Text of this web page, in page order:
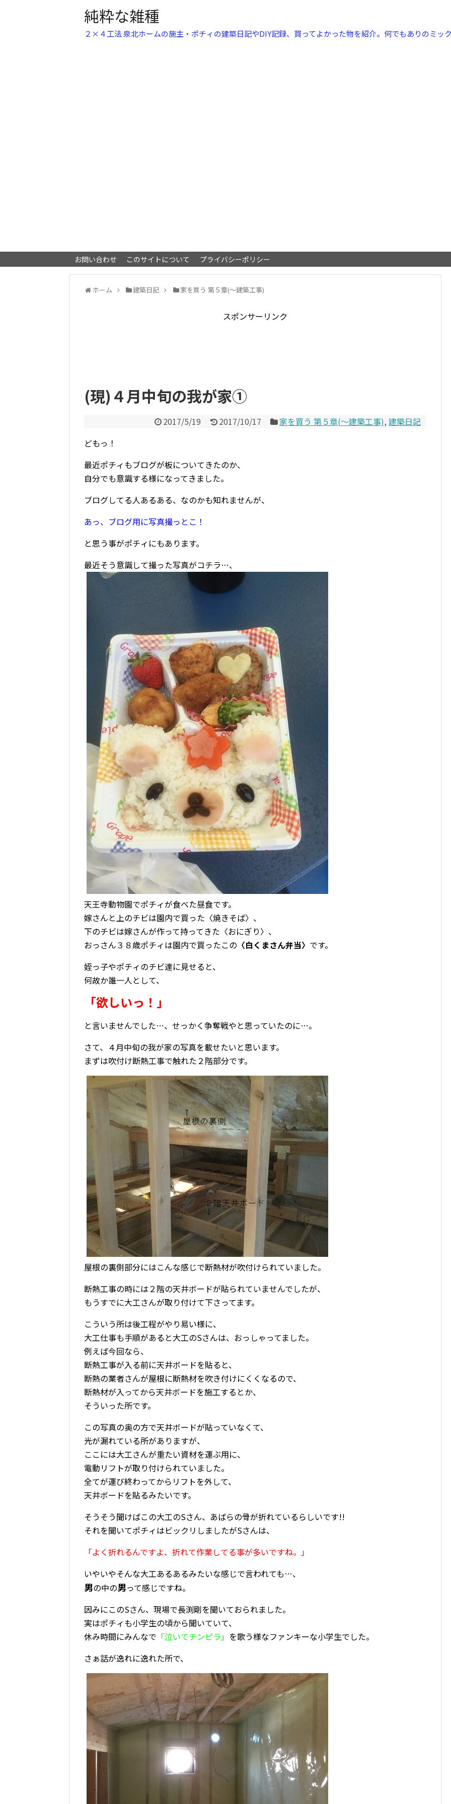
純粋な雑種
２×４工法 泉北ホームの施主・ポチィの建築日記やDIY記録、買ってよかった物を紹介。何でもありのミッ
お問い合わせ このサイトについて プライバシーポリシー
ホーム 建築日記 家を買う 第５章(～建築工事)
スポンサーリンク
(現)４月中旬の我が家①
2017/5/19 2017/10/17 家を買う 第５章(～建築工事), 建築日記
どもっ！
最近ポチィもブログが板についてきたのか、
自分でも意識する様になってきました。
ブログしてる人あるある、なのかも知れませんが、
あっ、ブログ用に写真撮っとこ！
と思う事がポチィにもあります。
最近そう意識して撮った写真がコチラ…、
天王寺動物園でポチィが食べた昼食です。
嫁さんと上のチビは園内で買った〈焼きそば〉、
下のチビは嫁さんが作って持ってきた〈おにぎり〉、
おっさん３８歳ポチィは園内で買ったこの 〈白くまさん弁当〉 です。
姪っ子やポチィのチビ達に見せると、
何故か誰一人として、
「欲しいっ！」
と言いませんでした…、せっかく争奪戦やと思っていたのに…。
さて、４月中旬の我が家の写真を載せたいと思います。
まずは吹付け断熱工事で触れた２階部分です。
屋根の裏側部分にはこんな感じで断熱材が吹付けられていました。
断熱工事の時には２階の天井ボードが貼られていませんでしたが、
もうすでに大工さんが取り付けて下さってます。
こういう所は後工程がやり易い様に、
大工仕事も手順があると大工のSさんは、おっしゃってました。
例えば今回なら、
断熱工事が入る前に天井ボードを貼ると、
断熱の業者さんが屋根に断熱材を吹き付けにくくなるので、
断熱材が入ってから天井ボードを施工するとか、
そういった所です。
この写真の奥の方で天井ボードが貼っていなくて、
光が漏れている所がありますが、
ここには大工さんが重たい資材を運ぶ用に、
電動リフトが取り付けられていました。
全てが運び終わってからリフトを外して、
天井ボードを貼るみたいです。
そうそう聞けばこの大工のSさん、あばらの骨が折れているらしいです!!
それを聞いてポチィはビックリしましたがSさんは、
「よく折れるんですよ、折れて作業してる事が多いですね。」
いやいやそんな大工あるあるみたいな感じで言われても…、
男の中の男って感じですね。
因みにこのSさん、現場で長渕剛を聞いておられました。
実はポチィも小学生の頃から聞いていて、
休み時間にみんなで 「泣いてチンピラ」 を歌う様なファンキーな小学生でした。
さぁ話が逸れに逸れた所で、